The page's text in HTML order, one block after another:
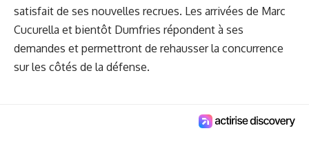
satisfait de ses nouvelles recrues. Les arrivées de Marc
Cucurella et bientôt Dumfries répondent à ses
demandes et permettront de rehausser la concurrence
sur les côtés de la défense.